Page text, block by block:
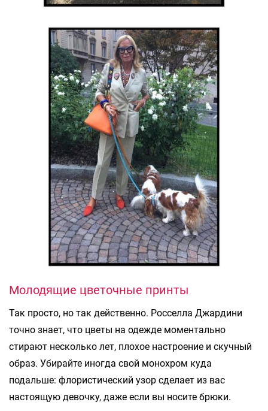
Молодящие цветочные принты
Так просто, но так действенно. Росселла Джардини
точно знает, что цветы на одежде моментально
стирают несколько лет, плохое настроение и скучный
образ. Убирайте иногда свой монохром куда
подальше: флористический узор сделает из вас
настоящую девочку, даже если вы носите брюки.